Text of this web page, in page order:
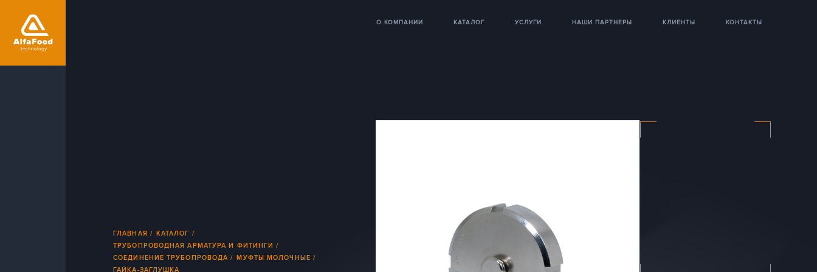
О КОМПАНИИ КАТАЛОГ УСЛУГИ НАШИ ПАРТНЕРЫ КЛИЕНТЫ КОНТАКТЫ
ГЛАВНАЯ
КАТАЛОГ
ТРУБОПРОВОДНАЯ АРМАТУРА И ФИТИНГИ
СОЕДИНЕНИЕ ТРУБОПРОВОДА
МУФТЫ МОЛОЧНЫЕ
ГАЙКА-ЗАГЛУШКА